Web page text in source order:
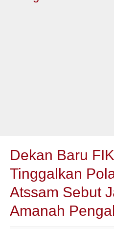
Dekan Baru
Tinggalkan
Atssam Sebut
Amanah